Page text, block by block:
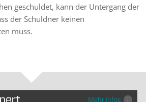
geschuldet, kann der Untergang der
der Schuldner keinen
muss.
Mehr Infos